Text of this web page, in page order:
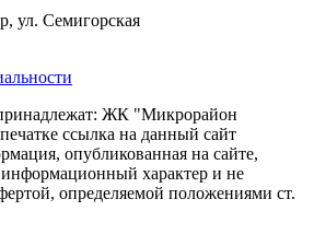
ул. Семигорская
ЖК "Микрорайон
ссылка на данный сайт
опубликованная на сайте,
характер и не
определяемой положениями ст.